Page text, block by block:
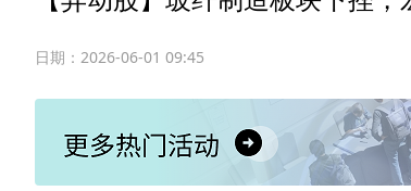
日期： 2026-06-01 09:45